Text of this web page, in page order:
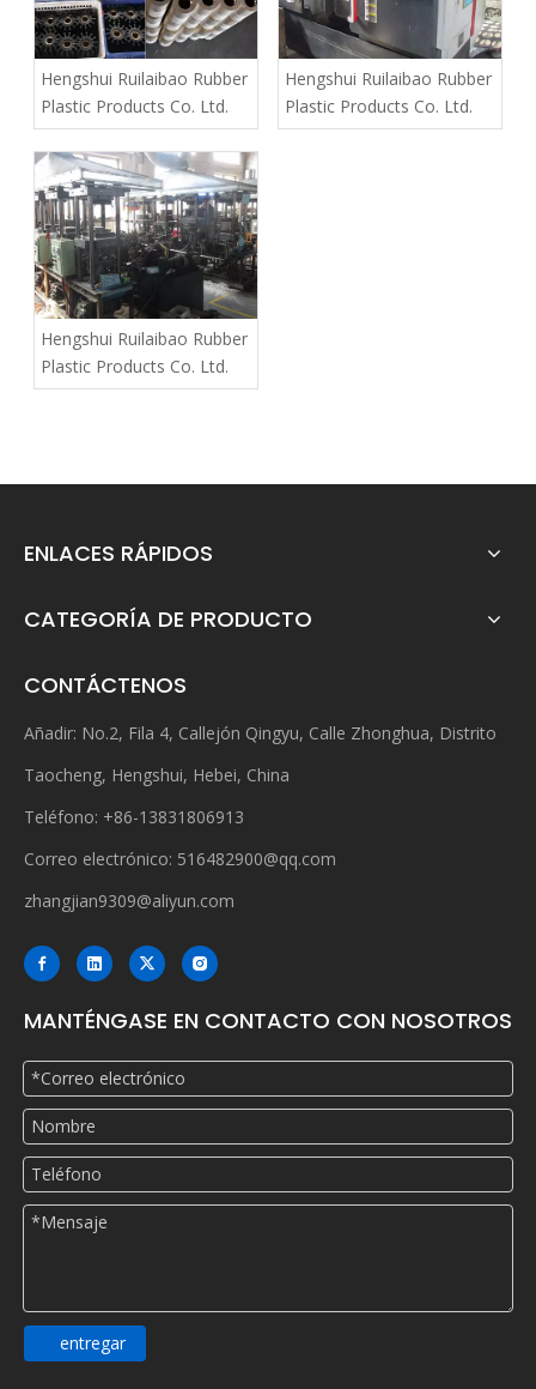
Hengshui Ruilaibao Rubber
Plastic Products Co. Ltd.
Hengshui Ruilaibao Rubber
Plastic Products Co. Ltd.
Hengshui Ruilaibao Rubber
Plastic Products Co. Ltd.
ENLACES RÁPIDOS
CATEGORÍA DE PRODUCTO
CONTÁCTENOS
Añadir: No.2, Fila 4, Callejón Qingyu, Calle Zhonghua, Distrito
Taocheng, Hengshui, Hebei, China
Teléfono: +86-13831806913
Correo electrónico: 516482900@qq.com
zhangjian9309@aliyun.com
MANTÉNGASE EN CONTACTO CON NOSOTROS
entregar